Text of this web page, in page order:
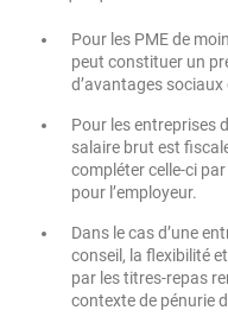
Pour les PME de
peut constituer un
d’avantages
Pour les entreprises
salaire brut est
compléter celle-ci
pour l’employeur.
Dans le cas d’une
conseil, la flexibilité
par les titres-repas
contexte de pénurie